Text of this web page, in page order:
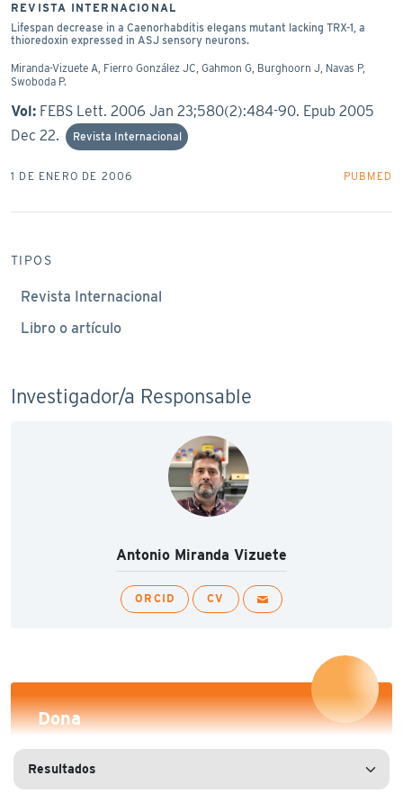
REVISTA INTERNACIONAL
Lifespan decrease in a Caenorhabditis elegans mutant lacking TRX-1, a
thioredoxin expressed in ASJ sensory neurons.
Miranda-Vizuete A, Fierro González JC, Gahmon G, Burghoorn J, Navas P,
Swoboda P.
Vol: FEBS Lett. 2006 Jan 23;580(2):484-90. Epub 2005
Dec 22.
Revista Internacional
1 DE ENERO DE 2006 PUBMED
TIPOS
Revista Internacional
Libro o artículo
Investigador/a Responsable
Antonio Miranda Vizuete
ORCID CV
Dona
Fomenta la ciencia con una donación y forma
parte del cambio.